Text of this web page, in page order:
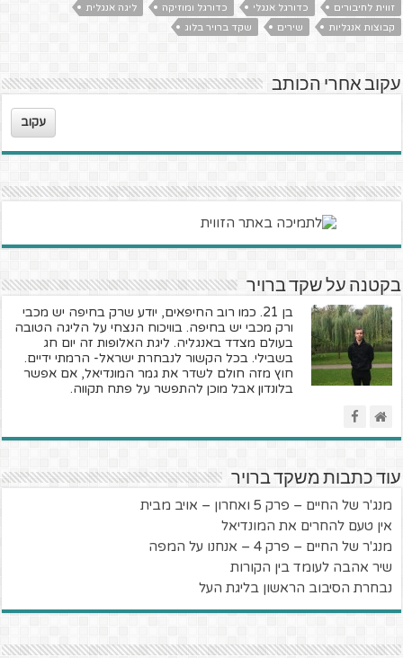
זווית לחיבורים
כדורגל אנגלי כדורגל ומוזיקה
ליגה אנגלית
קבוצות אנגליות
שירים שקד ברויר בלוג
עקוב אחרי הכותב
עקוב
בקטנה על שקד ברויר
בן 21. כמו רוב החיפאים, יודע שרק בחיפה יש מכבי
ורק מכבי יש בחיפה. בוויכוח הנצחי על הליגה הטובה
בעולם מצדד באנגליה. ליגת האלופות זה יום חג
בשבילי. בכל הקשור לנבחרת ישראל- הרמתי ידיים.
חוץ מזה חולם לשדר את גמר המונדיאל, אם אפשר
בלונדון אבל מוכן להתפשר על פתח תקווה.
עוד כתבות משקד ברויר
מנג'ר של החיים – פרק 5 ואחרון – אויב מבית
אין טעם להחרים את המונדיאל
מנג'ר של החיים – פרק 4 – אנחנו על המפה
שיר אהבה לעומד בין הקורות
נבחרת הסיבוב הראשון בליגת העל